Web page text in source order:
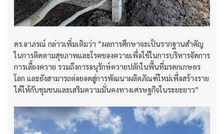
ดร.อาภรณ์ กล่าวเพิ่มเติมว่า “ผลการศึกษาจะเป็นรากฐานสำคัญ
ในการติดตามสุขภาพและโรคของควายเพื่อใช้ในการบริหารจัดการ
การเลี้ยงควาย รวมถึงการอนุรักษ์ควายปลักในพื้นที่มรดกเกษตร
โลก และยังสามารถต่อยอดสู่การพัฒนาผลิตภัณฑ์ใหม่เพื่อสร้างราย
ได้ให้กับชุมชนและเสริมความมั่นคงทางเศรษฐกิจในระยะยาว”